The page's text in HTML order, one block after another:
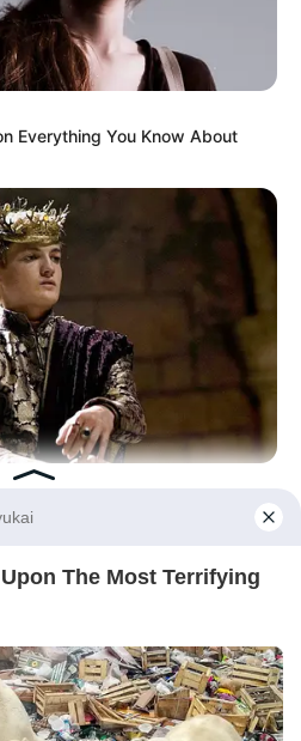
HUBUNGI KAMI IKLAN
Everything You Know About
Actors Found Unexpected Career